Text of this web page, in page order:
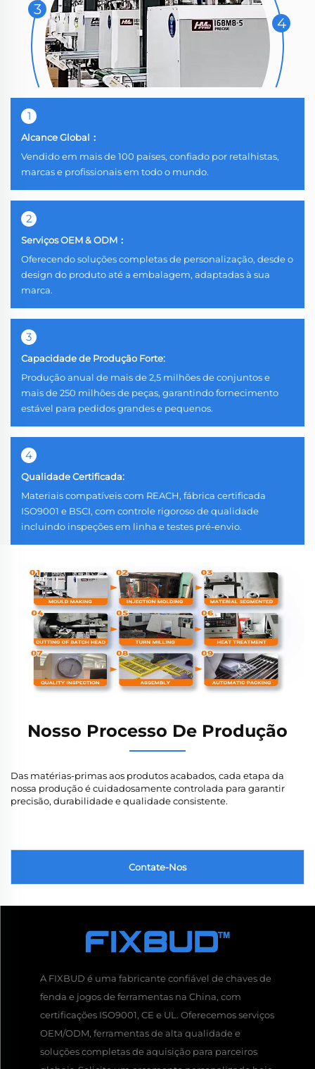
3
4
1
Alcance Global：
Vendido em mais de 100 países, confiado por retalhistas,
marcas e profissionais em todo o mundo.
2
Serviços OEM & ODM：
Oferecendo soluções completas de personalização, desde o
design do produto até a embalagem, adaptadas à sua
marca.
3
Capacidade de Produção Forte:
Produção anual de mais de 2,5 milhões de conjuntos e
mais de 250 milhões de peças, garantindo fornecimento
estável para pedidos grandes e pequenos.
4
Qualidade Certificada:
Materiais compatíveis com REACH, fábrica certificada
ISO9001 e BSCI, com controle rigoroso de qualidade
incluindo inspeções em linha e testes pré-envio.
Nosso Processo De Produção
Das matérias-primas aos produtos acabados, cada etapa da
nossa produção é cuidadosamente controlada para garantir
precisão, durabilidade e qualidade consistente.
Contate-Nos
A FIXBUD é uma fabricante confiável de chaves de
fenda e jogos de ferramentas na China, com
certificações ISO9001, CE e UL. Oferecemos serviços
OEM/ODM, ferramentas de alta qualidade e
soluções completas de aquisição para parceiros